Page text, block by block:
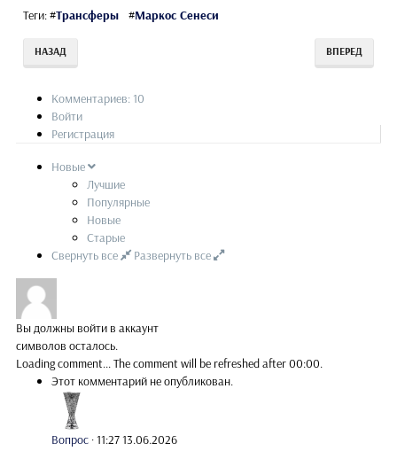
Теги:#Трансферы #Маркос Сенеси
НАЗАД ВПЕРЕД
Комментариев: 10
Войти
Регистрация
Новые
Лучшие
Популярные
Новые
Старые
Свернуть все
Развернуть все
Вы должны войти в аккаунт
символов осталось.
Loading comment...The comment will be refreshed after00:00.
Этот комментарий не опубликован.
Вопрос ·11:27 13.06.2026